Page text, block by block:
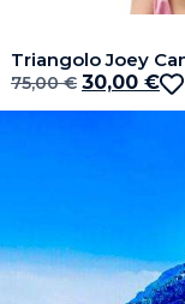
Triangolo Joey
75,00€ 30,00 €